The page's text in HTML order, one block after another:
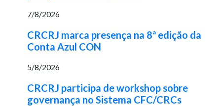
7/8/2026
CRCRJ marca presença na 8ª edição da
Conta Azul CON
5/8/2026
CRCRJ participa de workshop sobre
governança no Sistema CFC/CRCs